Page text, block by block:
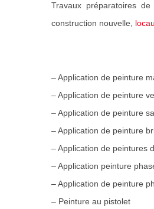
Travaux préparatoires de
construction nouvelle,
– Application de peinture
– Application de peinture
– Application de peinture
– Application de peinture
– Application de peintures
– Application peinture
– Application de peinture
– Peinture au pistolet